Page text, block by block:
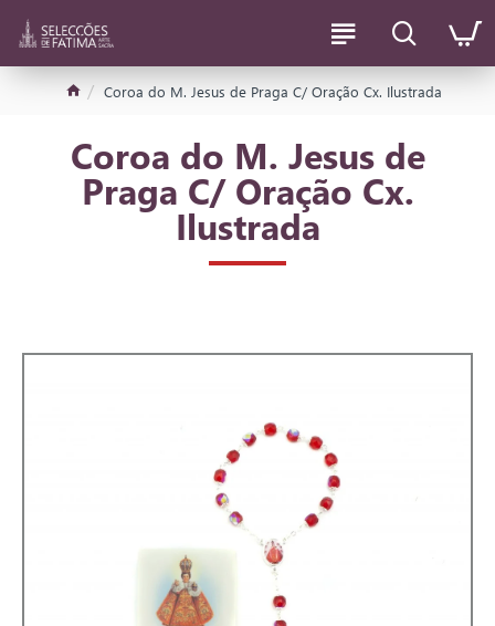
Coroa do M. Jesus de Praga C/ Oração Cx. Ilustrada
Coroa do M. Jesus de
Praga C/ Oração Cx.
Ilustrada